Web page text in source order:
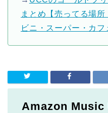
まとめ【売ってる場
ビニ・スーパー・カ
Amazon Music